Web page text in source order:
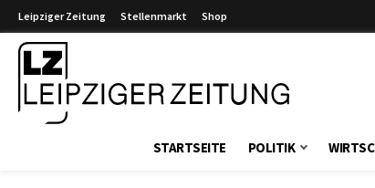
Leipziger Zeitung Stellenmarkt Shop
STARTSEITE POLITIK